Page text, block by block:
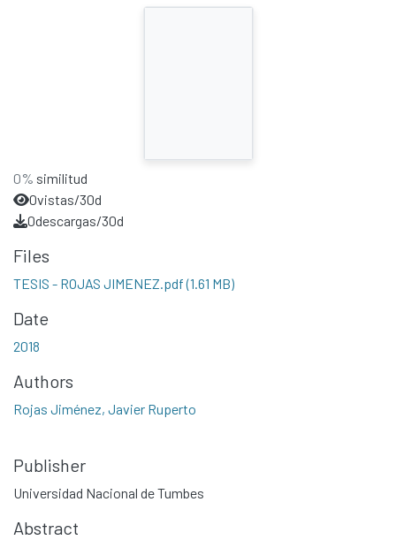
0% similitud
0vistas/30d
0descargas/30d
Files
TESIS - ROJAS JIMENEZ.pdf(1.61 MB)
Date
2018
Authors
Rojas Jiménez, Javier Ruperto
Publisher
Universidad Nacional de Tumbes
Abstract